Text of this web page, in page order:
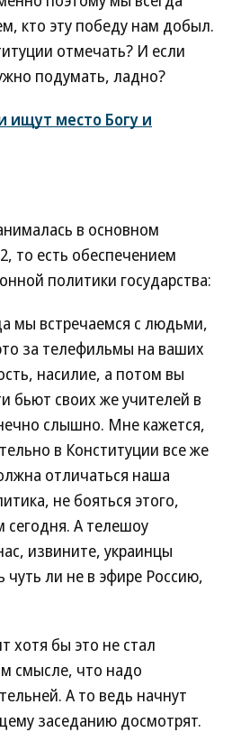
кто эту победу нам добыл.
отмечать? И если
подумать, ладно?
ищут место Богу и
в основном
то есть обеспечением
политики государства:
мы встречаемся с людьми,
за телефильмы на ваших
насилие, а потом вы
бьют своих же учителей в
слышно. Мне кажется,
в Конституции все же
отличаться наша
не бояться этого,
А телешоу
извините, украинцы
чуть ли не в эфире Россию,
хотя бы это не стал
смысле, что надо
А то ведь начнут
заседанию досмотрят.